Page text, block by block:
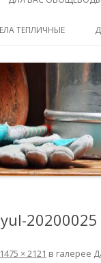
ТЕПЛИЧНЫЕ
20200025
1475 × 2121 в галерее